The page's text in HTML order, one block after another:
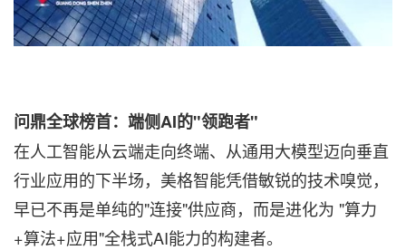
问鼎全球榜首：端侧AI的"领跑者"
在人工智能从云端走向终端、从通用大模型迈向垂直
行业应用的下半场，美格智能凭借敏锐的技术嗅觉，
早已不再是单纯的"连接"供应商，而是进化为 "算力
+算法+应用"全栈式AI能力的构建者。